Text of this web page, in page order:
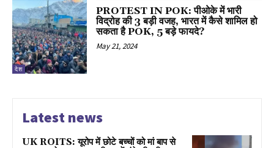
देश
PROTEST IN POK: पीओके में भारी
विद्रोह की 3 बड़ी वजह, भारत में कैसे शामिल हो
सकता है POK, 5 बड़े फायदे?
May 21, 2024
Latest news
UK ROITS: यूरोप में छोटे बच्चों को मां बाप से